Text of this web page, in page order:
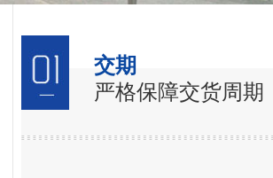
交期
严格保障交货周期